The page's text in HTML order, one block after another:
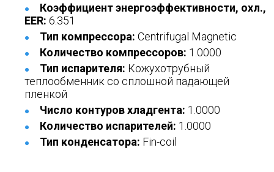
Коэффициент энергоэффективности, охл.,
EER: 6.351
Тип компрессора: Centrifugal Magnetic
Количество компрессоров: 1.0000
Тип испарителя: Кожухотрубный
теплообменник со сплошной падающей
пленкой
Число контуров хладгента: 1.0000
Количество испарителей: 1.0000
Тип конденсатора: Fin-coil